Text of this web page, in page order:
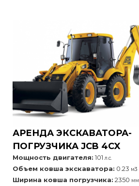
АРЕНДА ЭКСКАВАТОРА-
ПОГРУЗЧИКА JCB 4CX
Мощность двигателя: 101 л.с.
Объем ковша экскаватора: 0.23 м3
Ширина ковша погрузчика: 2350 мм